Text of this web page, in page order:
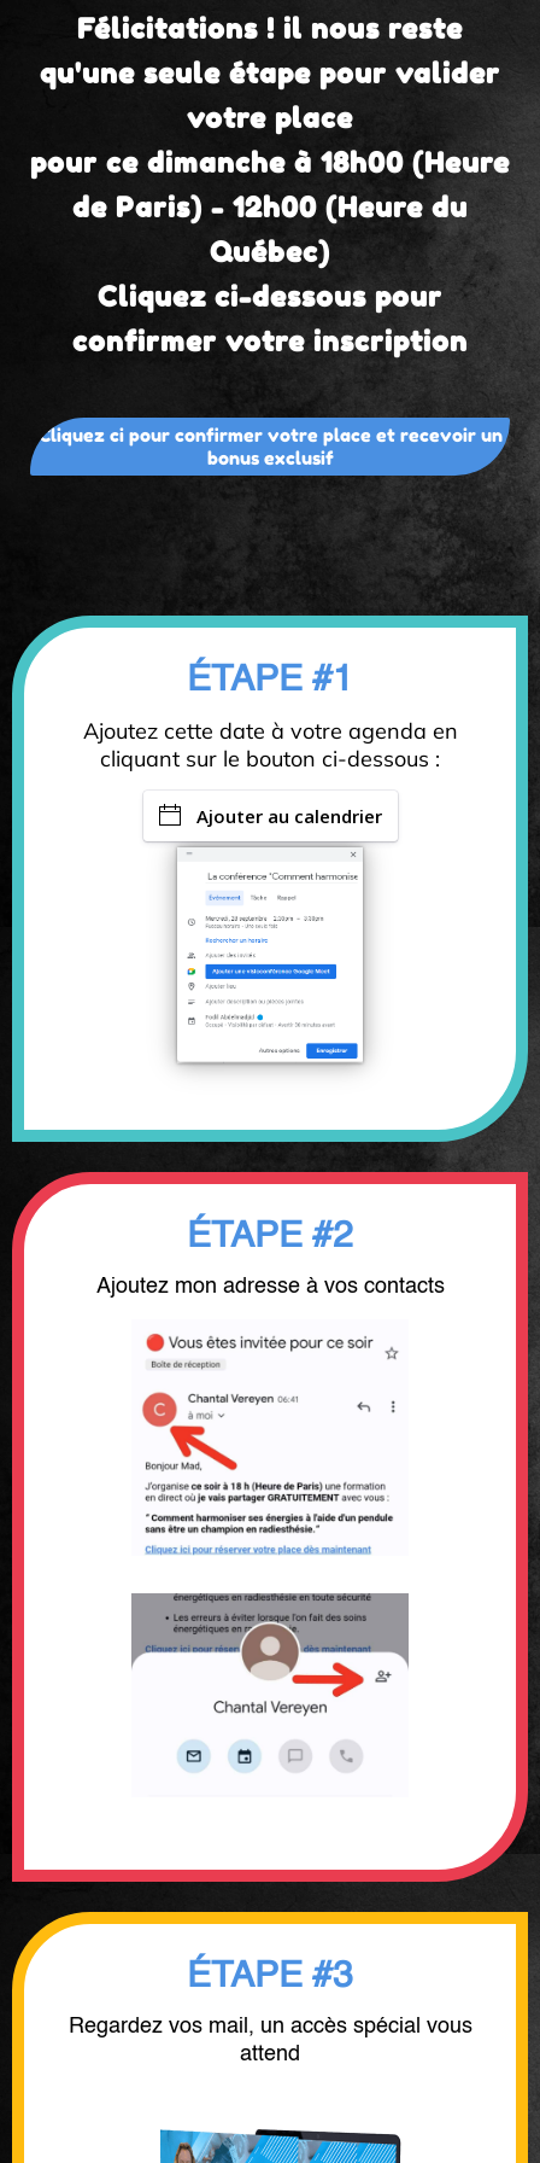
​Félicitations ! il nous reste
qu'une seule étape pour valider
votre place
pour ce dimanche à 18h00 (Heure
de Paris) - 12h00 (Heure du
Québec)
Cliquez ci-dessous pour
confirmer votre inscription
Cliquez ci pour confirmer votre place et recevoir un
bonus exclusif
ÉTAPE #1
Ajoutez cette date à votre agenda en
cliquant sur le bouton ci-dessous :
Ajouter au calendrier
ÉTAPE #2
Ajoutez mon adresse à vos contacts
ÉTAPE #3
Regardez vos mail, un accès spécial vous
attend